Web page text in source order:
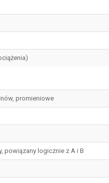
promieniowe
powiązany logicznie z A i B